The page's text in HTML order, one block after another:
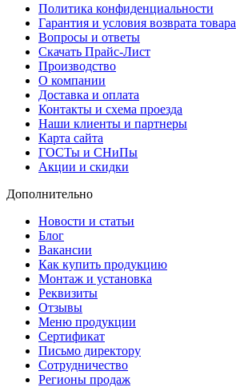
Политика конфиденциальности
Гарантия и условия возврата товара
Вопросы и ответы
Скачать Прайс-Лист
Производство
О компании
Доставка и оплата
Контакты и схема проезда
Наши клиенты и партнеры
Карта сайта
ГОСТы и СНиПы
Акции и скидки
Дополнительно
Новости и статьи
Блог
Вакансии
Как купить продукцию
Монтаж и установка
Реквизиты
Отзывы
Меню продукции
Сертификат
Письмо директору
Сотрудничество
Регионы продаж